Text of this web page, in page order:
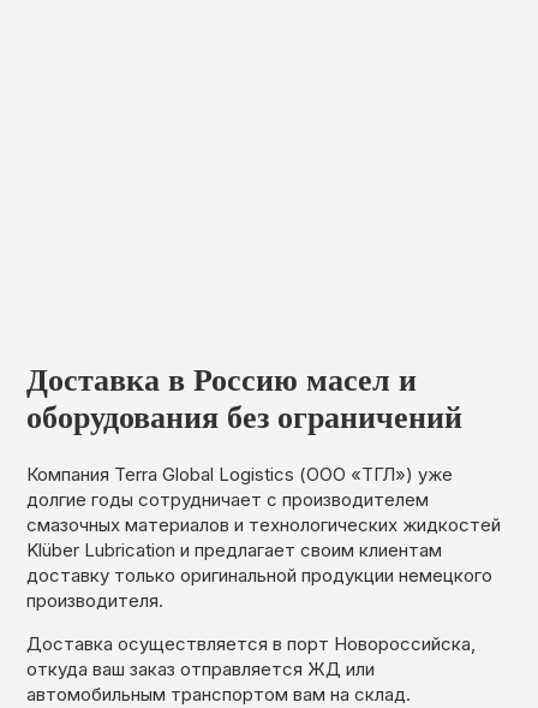
Доставка в Россию масел и
оборудования без ограничений
Компания Terra Global Logistics (ООО «ТГЛ») уже
долгие годы сотрудничает с производителем
смазочных материалов и технологических жидкостей
Klüber Lubrication и предлагает своим клиентам
доставку только оригинальной продукции немецкого
производителя.
Доставка осуществляется в порт Новороссийска,
откуда ваш заказ отправляется ЖД или
автомобильным транспортом вам на склад.